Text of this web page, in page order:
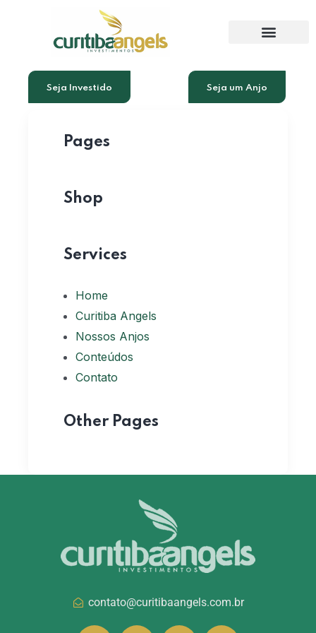
Seja Investido Seja um Anjo
Pages
Shop
Services
Home
Curitiba Angels
Nossos Anjos
Conteúdos
Contato
Other Pages
contato@curitibaangels.com.br